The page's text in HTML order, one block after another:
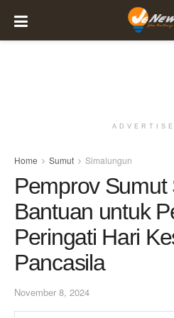
Home Sumut Simalungun
Pemprov Sumut
Bantuan untuk
Peringati Hari
Pancasila
November 8, 2024